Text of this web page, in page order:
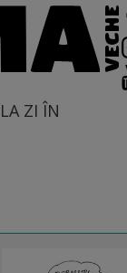
LA ZI ÎN